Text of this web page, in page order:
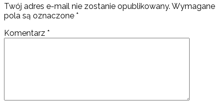
Twój adres e-mail nie zostanie opublikowany. Wymagane
pola są oznaczone *
Komentarz *